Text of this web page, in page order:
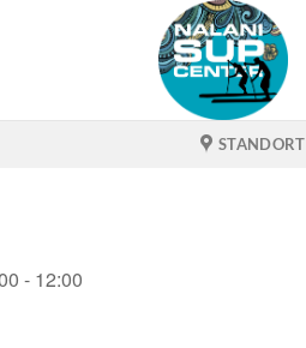
STANDORT
- 12:00